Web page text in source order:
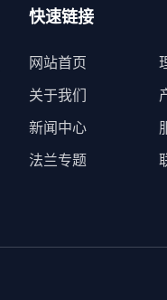
快速链接
网站首页
关于我们
新闻中心
法兰专题